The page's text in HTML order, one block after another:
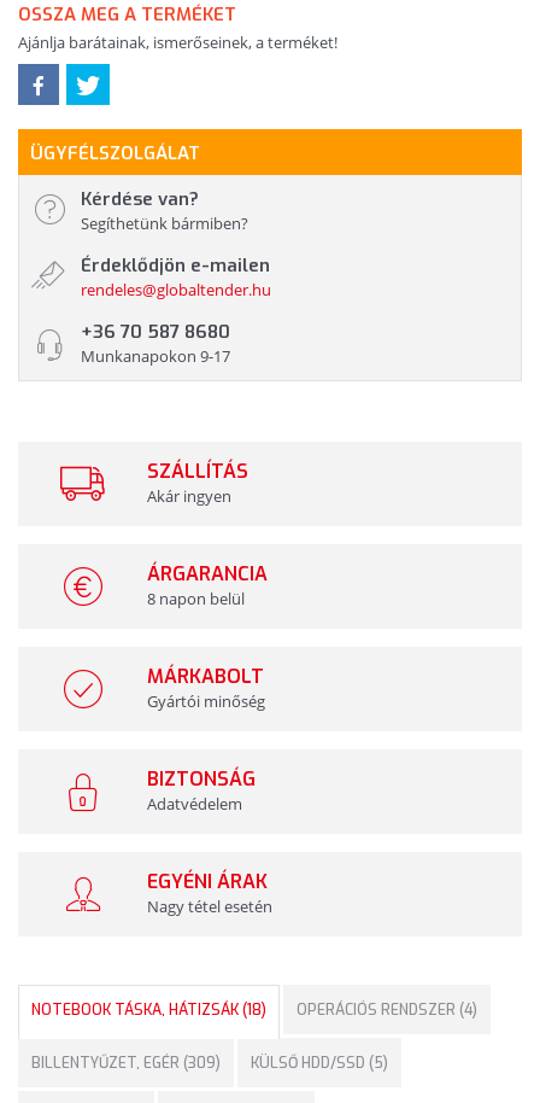
OSSZA MEG A TERMÉKET
Ajánlja barátainak, ismerőseinek, a terméket!
ÜGYFÉLSZOLGÁLAT
Kérdése van?
Segíthetünk bármiben?
Érdeklődjön e-mailen
rendeles@globaltender.hu
+36 70 587 8680
Munkanapokon 9-17
SZÁLLÍTÁS
Akár ingyen
ÁRGARANCIA
8 napon belül
MÁRKABOLT
Gyártói minőség
BIZTONSÁG
Adatvédelem
EGYÉNI ÁRAK
Nagy tétel esetén
NOTEBOOK TÁSKA, HÁTIZSÁK (18) OPERÁCIÓS RENDSZER (4)
BILLENTYŰZET, EGÉR (309) KÜLSŐ HDD/SSD (5)